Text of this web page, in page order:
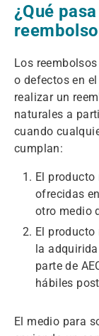
¿Qué
Los
o defectos en
realizar un
naturales a
cuando
cumplan:
El
ofrecidas
otro medio
El
la
parte de
hábiles
El medio para